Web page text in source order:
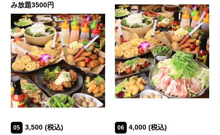
み放題3500円
05 3,500(税込)
06 4,000 (税込)